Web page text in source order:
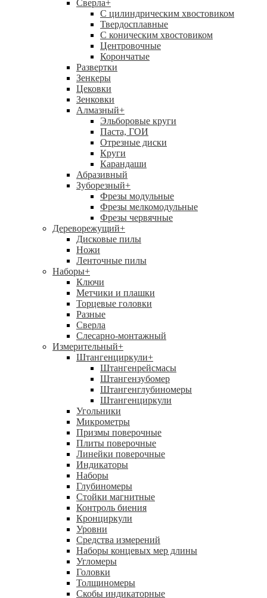
Сверла+
С цилиндрическим хвостовиком
Твердосплавные
С коническим хвостовиком
Центровочные
Корончатые
Развертки
Зенкеры
Цековки
Зенковки
Алмазный+
Эльборовые круги
Паста, ГОИ
Отрезные диски
Круги
Карандаши
Абразивный
Зуборезный+
Фрезы модульные
Фрезы мелкомодульные
Фрезы червячные
Дереворежущий+
Дисковые пилы
Ножи
Ленточные пилы
Наборы+
Ключи
Метчики и плашки
Торцевые головки
Разные
Сверла
Слесарно-монтажный
Измерительный+
Штангенциркули+
Штангенрейсмасы
Штангензубомер
Штангенглубиномеры
Штангенциркули
Угольники
Микрометры
Призмы поверочные
Плиты поверочные
Линейки поверочные
Индикаторы
Наборы
Глубиномеры
Стойки магнитные
Контроль биения
Кронциркули
Уровни
Средства измерений
Наборы концевых мер длины
Угломеры
Головки
Толщиномеры
Скобы индикаторные